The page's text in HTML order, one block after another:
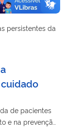
persistentes da
de pacientes
e na prevenção